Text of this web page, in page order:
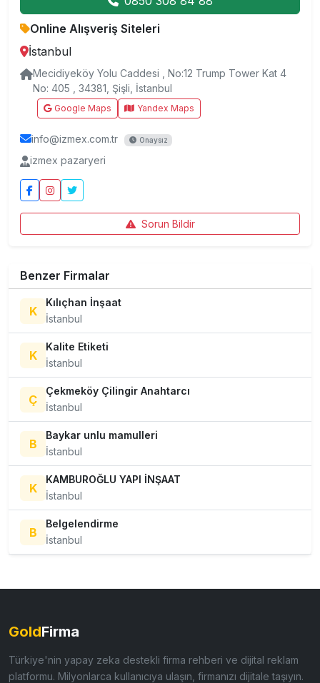
Online Alışveriş Siteleri
İstanbul
Mecidiyeköy Yolu Caddesi , No:12 Trump Tower Kat 4
No: 405 , 34381, Şişli, İstanbul
Google Maps Yandex Maps
info@izmex.com.tr Onaysız
izmex pazaryeri
Sorun Bildir
Benzer Firmalar
K
Kılıçhan İnşaat
İstanbul
K
Kalite Etiketi
İstanbul
Ç
Çekmeköy Çilingir Anahtarcı
İstanbul
B
Baykar unlu mamulleri
İstanbul
K
KAMBUROĞLU YAPI İNŞAAT
İstanbul
B
Belgelendirme
İstanbul
GoldFirma
Türkiye'nin yapay zeka destekli firma rehberi ve dijital reklam
platformu. Milyonlarca kullanıcıya ulaşın, firmanızı dijitale taşıyın.